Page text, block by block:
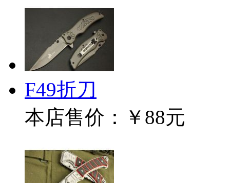
F49折刀
本店售价：
￥88元